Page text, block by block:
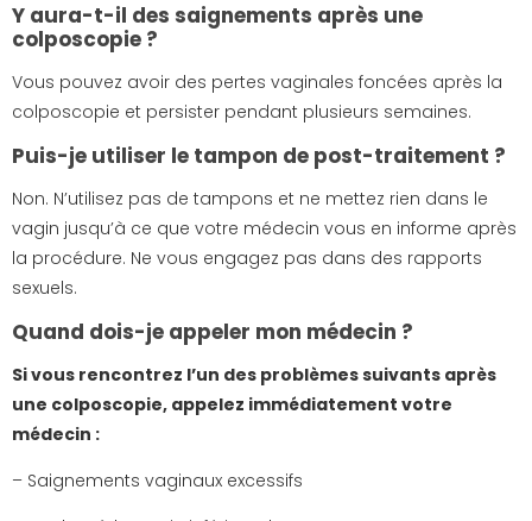
Y aura-t-il des saignements après une
colposcopie ?
Vous pouvez avoir des pertes vaginales foncées après la
colposcopie et persister pendant plusieurs semaines.
Puis-je utiliser le tampon de post-traitement ?
Non. N’utilisez pas de tampons et ne mettez rien dans le
vagin jusqu’à ce que votre médecin vous en informe après
la procédure. Ne vous engagez pas dans des rapports
sexuels.
Quand dois-je appeler mon médecin ?
Si vous rencontrez l’un des problèmes suivants après
une colposcopie, appelez immédiatement votre
médecin :
– Saignements vaginaux excessifs